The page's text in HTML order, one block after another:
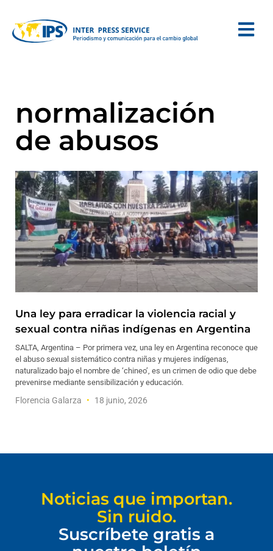
normalización
de abusos
Una ley para erradicar la violencia racial y
sexual contra niñas indígenas en Argentina
SALTA, Argentina – Por primera vez, una ley en Argentina reconoce que
el abuso sexual sistemático contra niñas y mujeres indígenas,
naturalizado bajo el nombre de ‘chineo’, es un crimen de odio que debe
prevenirse mediante sensibilización y educación.
Florencia Galarza 18 junio, 2026
Noticias que importan.
Sin ruido.
Suscríbete gratis a